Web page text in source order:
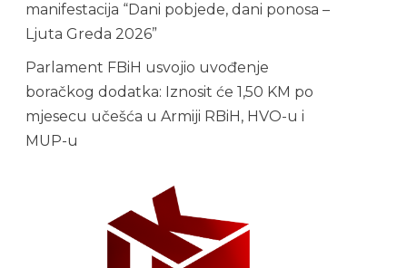
manifestacija “Dani pobjede, dani ponosa –
Ljuta Greda 2026”
Parlament FBiH usvojio uvođenje
boračkog dodatka: Iznosit će 1,50 KM po
mjesecu učešća u Armiji RBiH, HVO-u i
MUP-u